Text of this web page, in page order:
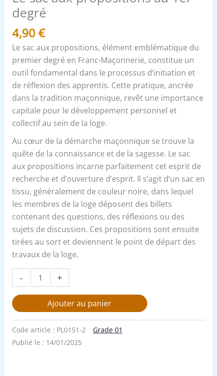
degré
4,90€
Le sac aux propositions, élément emblématique du
premier degré en Franc-Maçonnerie, constitue un
outil fondamental dans le processus d’initiation et
de réflexion des apprentis. Cette pratique, ancrée
dans la tradition maçonnique, revêt une importance
capitale pour le développement personnel et
collectif au sein de la loge.
Au cœur de la démarche maçonnique se trouve la
quête de la connaissance et de la sagesse. Le sac
aux propositions incarne parfaitement cet esprit de
recherche et d’ouverture d’esprit. Il s’agit d’un sac en
tissu, généralement de couleur noire, dans lequel
les membres de la loge déposent des billets
contenant des questions, des réflexions ou des
sujets de discussion. Ces propositions sont ensuite
tirées au sort et deviennent le point de départ des
travaux de la loge.
- +
Ajouter au panier
Code article : PL0151-2
Grade 01
Publié le : 14/01/2025